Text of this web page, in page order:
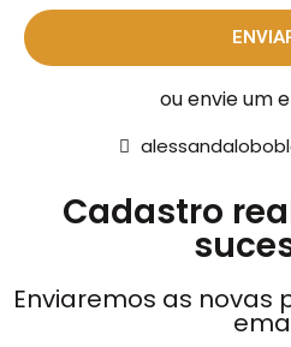
ou envie um
Cadastro
Enviaremos as novas